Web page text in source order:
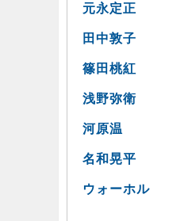
元永定正
田中敦子
篠田桃紅
浅野弥衛
河原温
名和晃平
ウォーホル